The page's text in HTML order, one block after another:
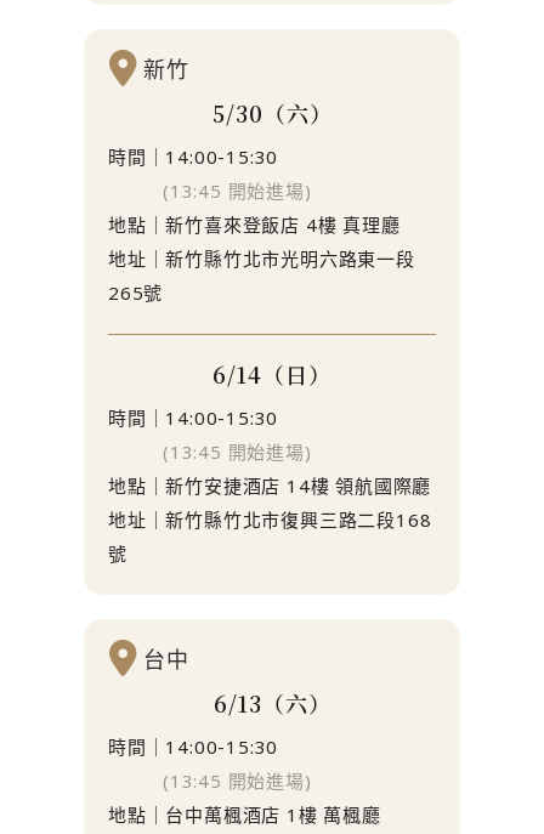
新竹
5/30（六）
時間｜14:00-15:30
(13:45 開始進場)
地點｜新竹喜來登飯店 4樓 真理廳
地址｜新竹縣竹北市光明六路東一段
265號
6/14（日）
時間｜14:00-15:30
(13:45 開始進場)
地點｜新竹安捷酒店 14樓 領航國際廳
地址｜新竹縣竹北市復興三路二段168
號
台中
6/13（六）
時間｜14:00-15:30
(13:45 開始進場)
地點｜台中萬楓酒店 1樓 萬楓廳